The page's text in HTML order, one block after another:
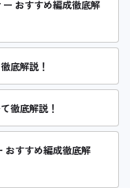
おすすめ編成徹底解
底解説！
徹底解説！
おすすめ編成徹底解